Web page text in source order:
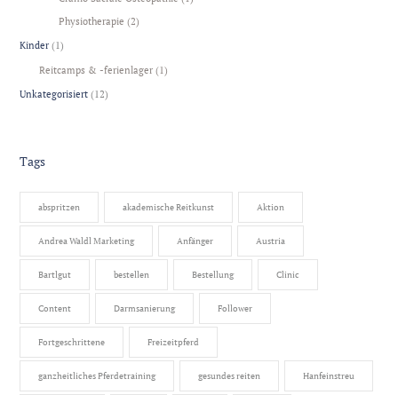
Physiotherapie (2)
Kinder (1)
Reitcamps & -ferienlager (1)
Unkategorisiert (12)
Tags
abspritzen akademische Reitkunst Aktion
Andrea Waldl Marketing Anfänger Austria
Bartlgut bestellen Bestellung Clinic
Content Darmsanierung Follower
Fortgeschrittene Freizeitpferd
ganzheitliches Pferdetraining gesundes reiten Hanfeinstreu